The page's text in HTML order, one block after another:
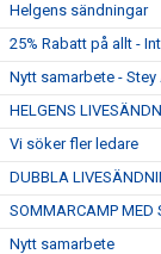
Helgens sändningar
25% Rabatt på allt -
Nytt samarbete - Stey
HELGENS
Vi söker fler ledare
DUBBLA
SOMMARCAMP MED
Nytt samarbete